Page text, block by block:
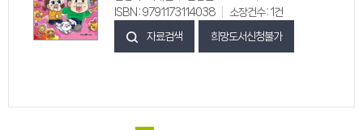
ISBN : 9791173114038
소장건수 : 1건
자료검색 희망도서신청불가